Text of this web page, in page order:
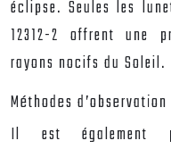
éclipse. Seules les
12312-2 offrent une
rayons nocifs du Soleil.
Méthodes
Il est également